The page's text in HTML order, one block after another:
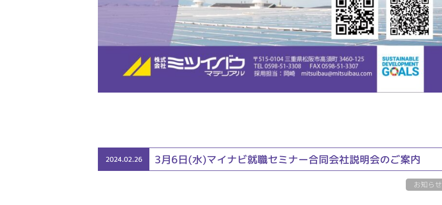
2024.02.26 3月6日(水)マイナビ就職セミナー合同会社説明会のご案内
お知らせ